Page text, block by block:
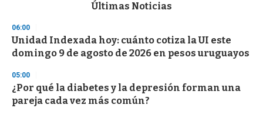
d
s
o
f
3
s
e
c
Últimas Noticias
06:00
Unidad Indexada hoy: cuánto cotiza la UI este
domingo 9 de agosto de 2026 en pesos uruguayos
05:00
¿Por qué la diabetes y la depresión forman una
pareja cada vez más común?